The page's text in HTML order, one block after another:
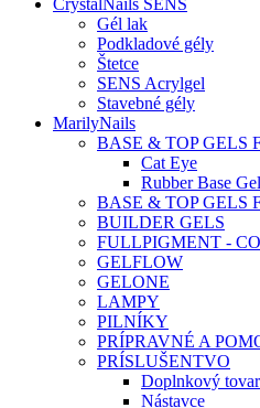
Gél lak
Podkladové gély
Štetce
SENS Acrylgel
Stavebné gély
MarilyNails
BASE & TOP GELS
Cat Eye
Rubber Base Gel
BASE & TOP GELS
BUILDER GELS
FULLPIGMENT -
GELFLOW
GELONE
LAMPY
PILNÍKY
PRÍPRAVNÉ A
PRÍSLUŠENTVO
Doplnkový tovar
Nástavce